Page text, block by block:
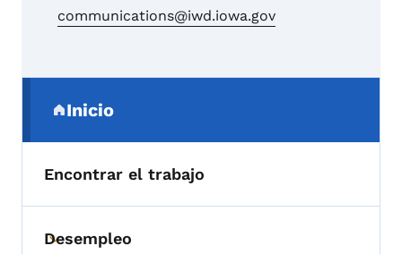
communications@iwd.iowa.gov
Inicio
(parent section)
Encontrar el trabajo
Toggle submenu
Desempleo